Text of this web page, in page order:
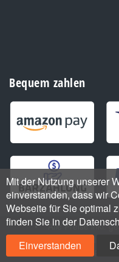
Bequem zahlen
•*Alle Preise inkl.
Handmade
Mit der Nutzung unserer
einverstanden, dass wir
Webseite für Sie optimal
finden Sie in der
Einverstanden